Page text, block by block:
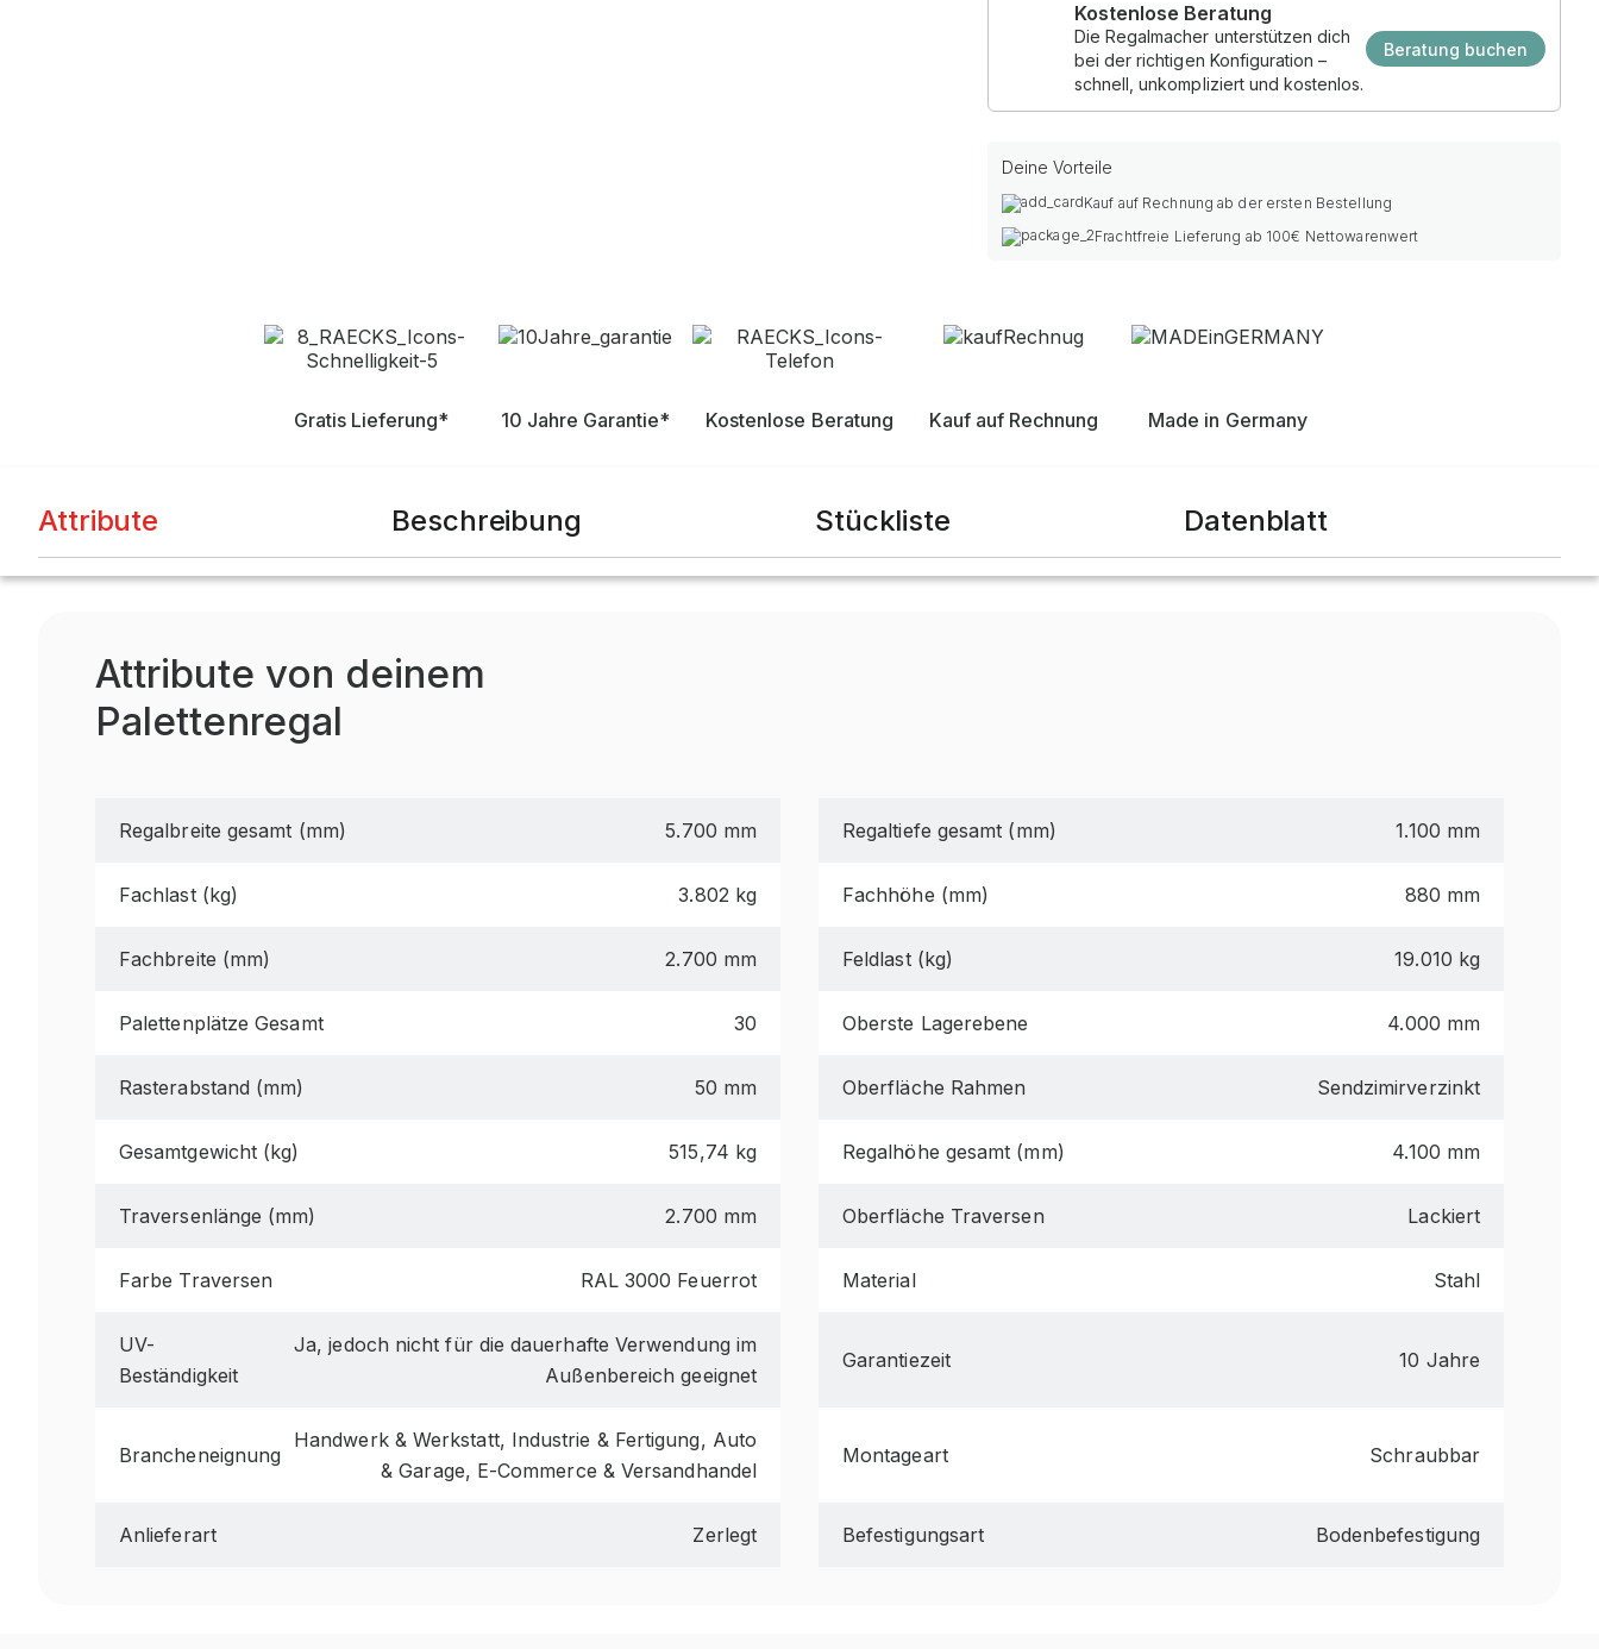
Kostenlose Beratung
Die Regalmacher unterstützen dich
bei der richtigen Konfiguration –
schnell, unkompliziert und kostenlos.
Beratung buchen
Deine Vorteile
Kauf auf Rechnung ab der ersten Bestellung
Frachtfreie Lieferung ab 100€ Nettowarenwert
Gratis Lieferung* 10 Jahre Garantie* Kostenlose Beratung Kauf auf Rechnung Made in Germany
Attribute Beschreibung Stückliste Datenblatt
Attribute von deinem
Palettenregal
Regalbreite gesamt (mm) 5.700 mm Regaltiefe gesamt (mm) 1.100 mm
Fachlast (kg) 3.802 kg Fachhöhe (mm) 880 mm
Fachbreite (mm) 2.700 mm Feldlast (kg) 19.010 kg
Palettenplätze Gesamt 30 Oberste Lagerebene 4.000 mm
Rasterabstand (mm) 50 mm Oberfläche Rahmen Sendzimirverzinkt
Gesamtgewicht (kg) 515,74 kg Regalhöhe gesamt (mm) 4.100 mm
Traversenlänge (mm) 2.700 mm Oberfläche Traversen Lackiert
Farbe Traversen RAL 3000 Feuerrot Material Stahl
UV-
Beständigkeit
Ja, jedoch nicht für die dauerhafte Verwendung im
Außenbereich geeignet
Garantiezeit 10 Jahre
Brancheneignung
Handwerk & Werkstatt, Industrie & Fertigung, Auto
& Garage, E-Commerce & Versandhandel
Montageart Schraubbar
Anlieferart Zerlegt Befestigungsart Bodenbefestigung